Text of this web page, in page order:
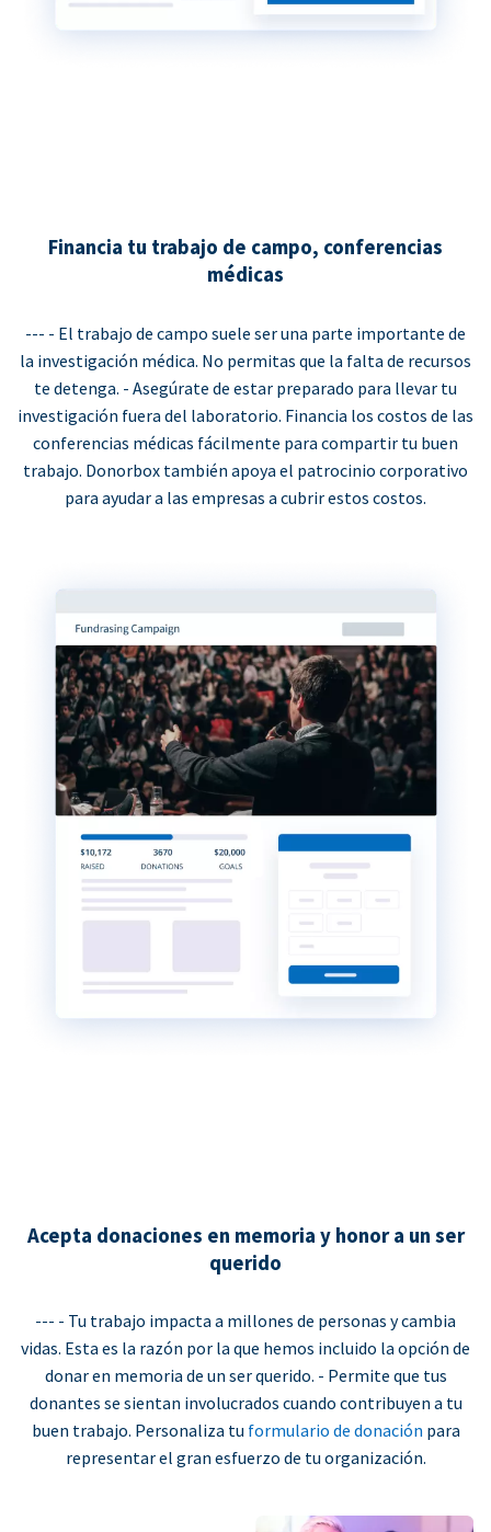
Financia tu trabajo de campo, conferencias
médicas
--- - El trabajo de campo suele ser una parte importante de
la investigación médica. No permitas que la falta de recursos
te detenga. - Asegúrate de estar preparado para llevar tu
investigación fuera del laboratorio. Financia los costos de las
conferencias médicas fácilmente para compartir tu buen
trabajo. Donorbox también apoya el patrocinio corporativo
para ayudar a las empresas a cubrir estos costos.
Acepta donaciones en memoria y honor a un ser
querido
--- - Tu trabajo impacta a millones de personas y cambia
vidas. Esta es la razón por la que hemos incluido la opción de
donar en memoria de un ser querido. - Permite que tus
donantes se sientan involucrados cuando contribuyen a tu
buen trabajo. Personaliza tu formulario de donación para
representar el gran esfuerzo de tu organización.